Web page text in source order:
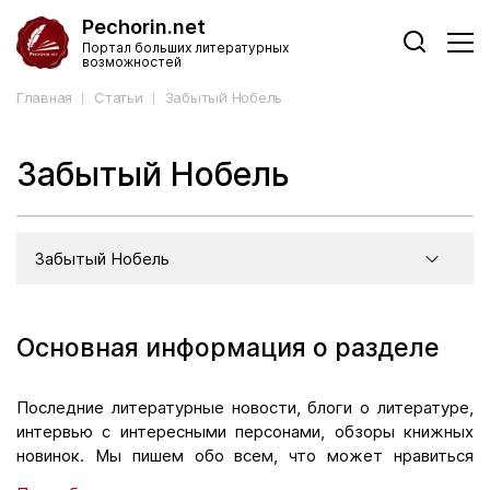
Pechorin.net
Портал больших литературных
возможностей
Главная Статьи Забытый Нобель
Забытый Нобель
Забытый Нобель
Основная информация о разделе
Последние литературные новости, блоги о литературе,
интервью с интересными персонами, обзоры книжных
новинок. Мы пишем обо всем, что может нравиться